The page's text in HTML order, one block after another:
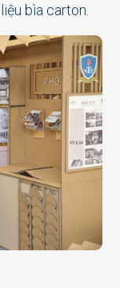
bìa carton.